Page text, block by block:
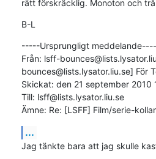
rätt förskräcklig. Monoton och
B-L
-----Ursprungligt
Från: lsff-
bounces@lists.lysator.liu.se] För
Skickat: den 21 september 2010
Till: lsff@lists.lysator.liu.se
Ämne: Re: [LSFF] Film/serie-
...
Jag tänkte bara att jag skulle